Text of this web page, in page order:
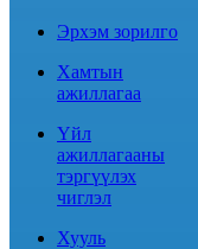
Эрхэм зорилго
Хамтын
ажиллагаа
Үйл
ажиллагааны
тэргүүлэх
чиглэл
Хууль